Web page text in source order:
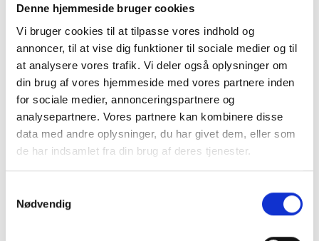
Denne hjemmeside bruger cookies
Vi bruger cookies til at tilpasse vores indhold og
annoncer, til at vise dig funktioner til sociale medier og til
at analysere vores trafik. Vi deler også oplysninger om
din brug af vores hjemmeside med vores partnere inden
for sociale medier, annonceringspartnere og
analysepartnere. Vores partnere kan kombinere disse
data med andre oplysninger, du har givet dem, eller som
de har indsamlet fra din brug af deres tjenester.
Nødvendig
Leasing
Persondatapolitik
Om Kjærulff
Torben går på pension
Kurser
Forside
Gelsmart,